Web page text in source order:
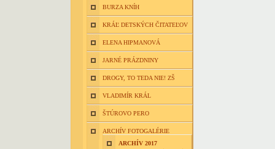
BURZA KNÍH
KRÁĽ DETSKÝCH ČITATEĽOV
ELENA HIPMANOVÁ
JARNÉ PRÁZDNINY
DROGY, TO TEDA NIE! ZŠ
VLADIMÍR KRÁL
ŠTÚROVO PERO
ARCHÍV FOTOGALÉRIE
ARCHÍV 2017